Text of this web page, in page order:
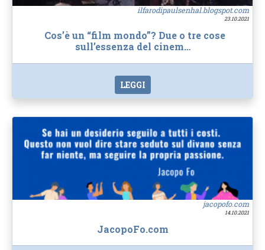
ilfarodipaulsenhal.blogspot.com
23.10.2021
Cos’è un “film mondo”? Due o tre cose
sull’essenza del cinem…
LEGGI
jacopofo.com
14.10.2021
JacopoFo.com